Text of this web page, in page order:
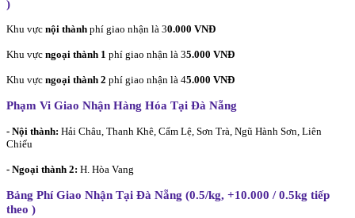
)
Khu vực nội thành phí giao nhận là 30.000 VNĐ
Khu vực ngoại thành 1 phí giao nhận là 35.000 VNĐ
Khu vực ngoại thành 2 phí giao nhận là 45.000 VNĐ
Phạm Vi Giao Nhận Hàng Hóa Tại Đà Nẵng
- Nội thành: Hải Châu, Thanh Khê, Cẩm Lệ, Sơn Trà, Ngũ Hành Sơn, Liên
Chiểu
- Ngoại thành 2: H. Hòa Vang
Bảng Phí Giao Nhận Tại Đà Nẵng (0.5/kg, +10.000 / 0.5kg tiếp
theo )